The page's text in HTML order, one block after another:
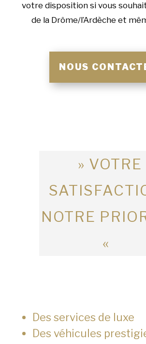
votre disposition si vous
de la Drôme/l’Ardèche et
NOUS
» VOTRE
NOTRE
«
Des services de luxe
Des véhicules